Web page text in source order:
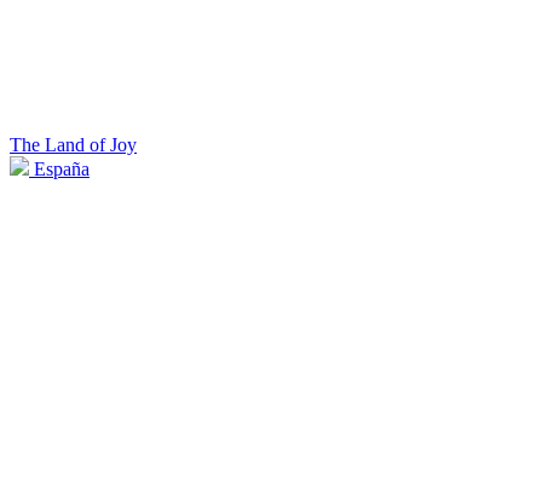
The Land of Joy
España